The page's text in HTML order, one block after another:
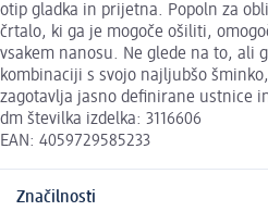
otip gladka in prijetna. Popoln za
črtalo, ki ga je mogoče ošiliti,
vsakem nanosu. Ne glede na to, ali
kombinaciji s svojo najljubšo
zagotavlja jasno definirane ustnice
dm številka izdelka: 3116606
EAN: 4059729585233
Značilnosti